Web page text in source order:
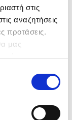
στις
αναζητήσεις
προτάσεις.
μας
με την
σχετικά με